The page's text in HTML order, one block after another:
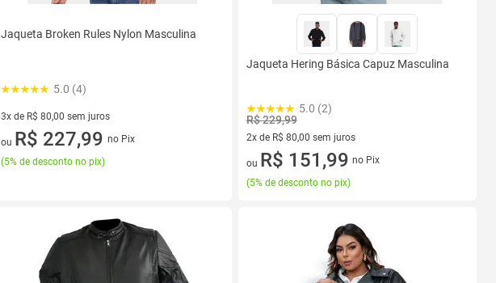
Jaqueta Broken Rules Nylon Masculina
5.0 (4)
3x de R$ 80,00 sem juros
3 vez de R$ 80,00 sem juros
ou R$ 227,99 no Pix
(5% de desconto no pix)
Jaqueta Hering Básica Capuz Masculina
5.0 (2)
R$ 229,99
2x de R$ 80,00 sem juros
2 vez de R$ 80,00 sem juros
ou R$ 151,99 no Pix
(5% de desconto no pix)